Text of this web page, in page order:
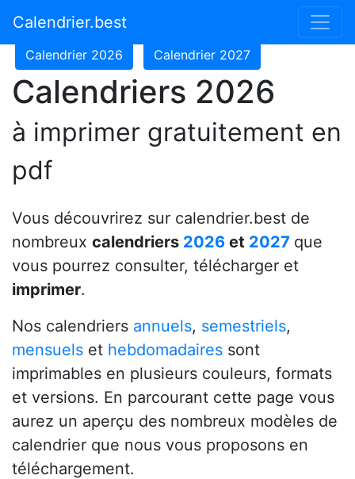
Calendrier.best
Calendrier 2024
Calendrier 2026 Calendrier 2027
Calendriers 2026
à imprimer gratuitement en
pdf
Vous découvrirez sur calendrier.best de
nombreux calendriers 2026 et 2027 que
vous pourrez consulter, télécharger et
imprimer.
Nos calendriers annuels, semestriels,
mensuels et hebdomadaires sont
imprimables en plusieurs couleurs, formats
et versions. En parcourant cette page vous
aurez un aperçu des nombreux modèles de
calendrier que nous vous proposons en
téléchargement.